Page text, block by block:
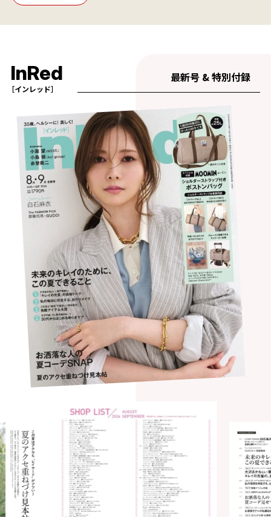
InRed
［インレッド］
最新号 & 特別付録